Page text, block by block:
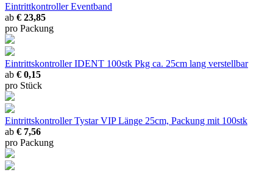
Eintrittkontroller Eventband
ab € 23,85
pro Packung
Eintrittskontroller IDENT 100stk Pkg ca. 25cm lang verstellbar
ab € 0,15
pro Stück
Eintrittskontroller Tystar VIPLänge 25cm, Packung mit 100stk
ab € 7,56
pro Packung